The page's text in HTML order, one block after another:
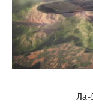
Ла-